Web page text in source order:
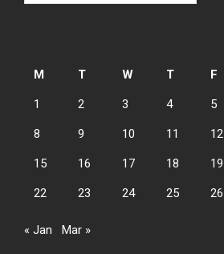
M
T W T F
1 2 3 4 5
8 9 10 11 12
15 16 17 18 19
22 23 24 25 26
« Jan Mar »